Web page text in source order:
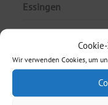
Wir verwenden Cookies, um
Essingen
Mögglingen
Böbingen an der
Schwäbisch Gmünd